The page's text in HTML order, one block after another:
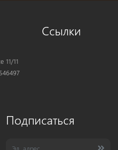
11/11
Ссылки
Подписаться